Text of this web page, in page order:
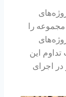
را
این
در اجرای